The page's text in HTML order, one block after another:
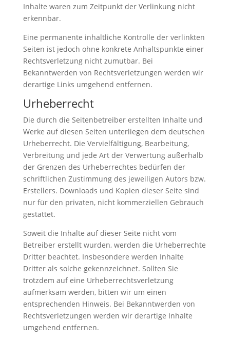
Inhalte waren zum Zeitpunkt der Verlinkung nicht
erkennbar.
Eine permanente inhaltliche Kontrolle der verlinkten
Seiten ist jedoch ohne konkrete Anhaltspunkte einer
Rechtsverletzung nicht zumutbar. Bei
Bekanntwerden von Rechtsverletzungen werden wir
derartige Links umgehend entfernen.
Urheberrecht
Die durch die Seitenbetreiber erstellten Inhalte und
Werke auf diesen Seiten unterliegen dem deutschen
Urheberrecht. Die Vervielfältigung, Bearbeitung,
Verbreitung und jede Art der Verwertung außerhalb
der Grenzen des Urheberrechtes bedürfen der
schriftlichen Zustimmung des jeweiligen Autors bzw.
Erstellers. Downloads und Kopien dieser Seite sind
nur für den privaten, nicht kommerziellen Gebrauch
gestattet.
Soweit die Inhalte auf dieser Seite nicht vom
Betreiber erstellt wurden, werden die Urheberrechte
Dritter beachtet. Insbesondere werden Inhalte
Dritter als solche gekennzeichnet. Sollten Sie
trotzdem auf eine Urheberrechtsverletzung
aufmerksam werden, bitten wir um einen
entsprechenden Hinweis. Bei Bekanntwerden von
Rechtsverletzungen werden wir derartige Inhalte
umgehend entfernen.